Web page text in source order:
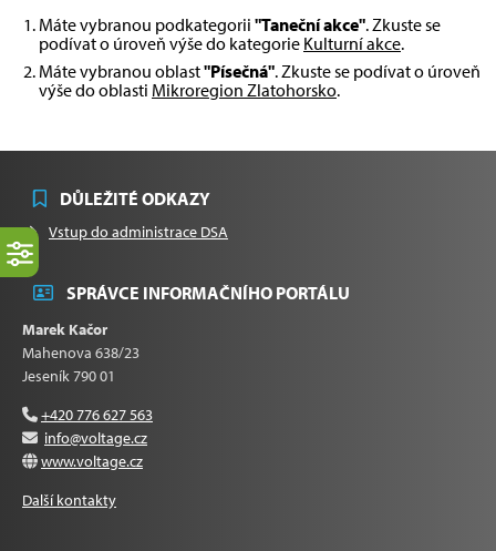
Máte vybranou podkategorii "Taneční akce". Zkuste se
podívat o úroveň výše do kategorie Kulturní akce.
Máte vybranou oblast"Písečná". Zkuste se podívat o úroveň
výše do oblasti Mikroregion Zlatohorsko.
DŮLEŽITÉ ODKAZY
Vstup do administrace DSA
SPRÁVCE INFORMAČNÍHO PORTÁLU
Marek Kačor
Mahenova 638/23
Jeseník 790 01
+420 776 627 563
info@voltage.cz
www.voltage.cz
Další kontakty